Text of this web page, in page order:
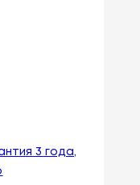
3 года,